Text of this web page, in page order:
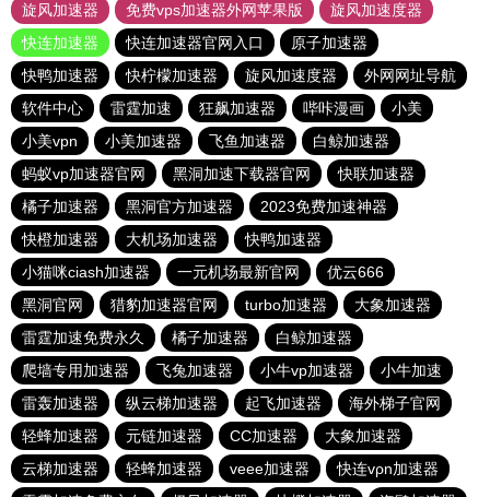
旋风加速器
免费vps加速器外网苹果版
旋风加速度器
快连加速器
快连加速器官网入口
原子加速器
快鸭加速器
快柠檬加速器 旋风加速度器
外网网址导航
软件中心
雷霆加速 狂飙加速器 哔咔漫画
小美
小美vpn
小美加速器 飞鱼加速器
白鲸加速器
蚂蚁vp加速器官网
黑洞加速下载器官网
快联加速器
橘子加速器
黑洞官方加速器
2023免费加速神器
快橙加速器
大机场加速器
快鸭加速器
小猫咪ciash加速器
一元机场最新官网
优云666
黑洞官网
猎豹加速器官网 turbo加速器
大象加速器
雷霆加速免费永久
橘子加速器
白鲸加速器
爬墙专用加速器
飞兔加速器 小牛vp加速器
小牛加速
雷轰加速器
纵云梯加速器 起飞加速器
海外梯子官网
轻蜂加速器
元链加速器 CC加速器
大象加速器
云梯加速器
轻蜂加速器 veee加速器
快连vρn加速器